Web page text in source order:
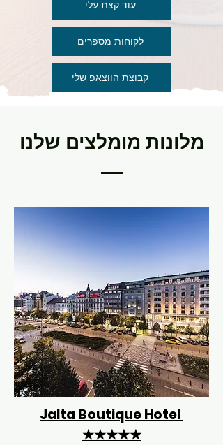
עוד קצת עלי
לקוחות מספרים
קבוצת הווצאפ שלי
מלונות מומלצים שלנו
Jalta Boutique Hotel
★★★★★